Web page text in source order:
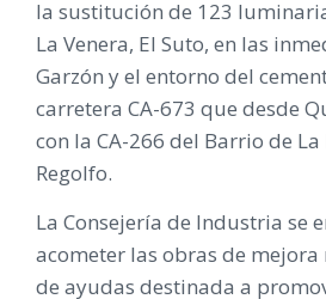
la sustitución de 123
La Venera, El Suto, en las
Garzón y el entorno del
carretera CA-673 que desde
con la CA-266 del Barrio de
Regolfo.
La Consejería de Industria se
acometer las obras de
de ayudas destinada a